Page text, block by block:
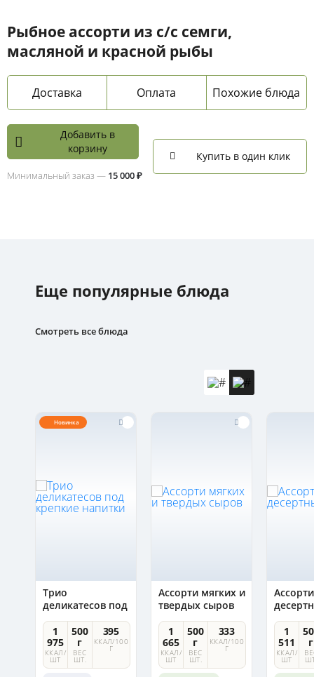
Рыбное ассорти из с/с семги,
масляной и красной рыбы
Доставка Оплата Похожие блюда
Добавить в
корзину
Минимальный заказ — 15 000 ₽
Купить в один клик
Еще популярные блюда
Смотреть все блюда
Новинка
Трио
деликатесов под
крепкие напитки
1
975
ККАЛ/
ШТ
500
г
ВЕС
ШТ.
395
ККАЛ/100
Г
Ассорти мягких и
твердых сыров
1
665
ККАЛ/
ШТ
500
г
ВЕС
ШТ.
333
ККАЛ/100
Г
Ассорти
1
511
ККАЛ/
ШТ
г